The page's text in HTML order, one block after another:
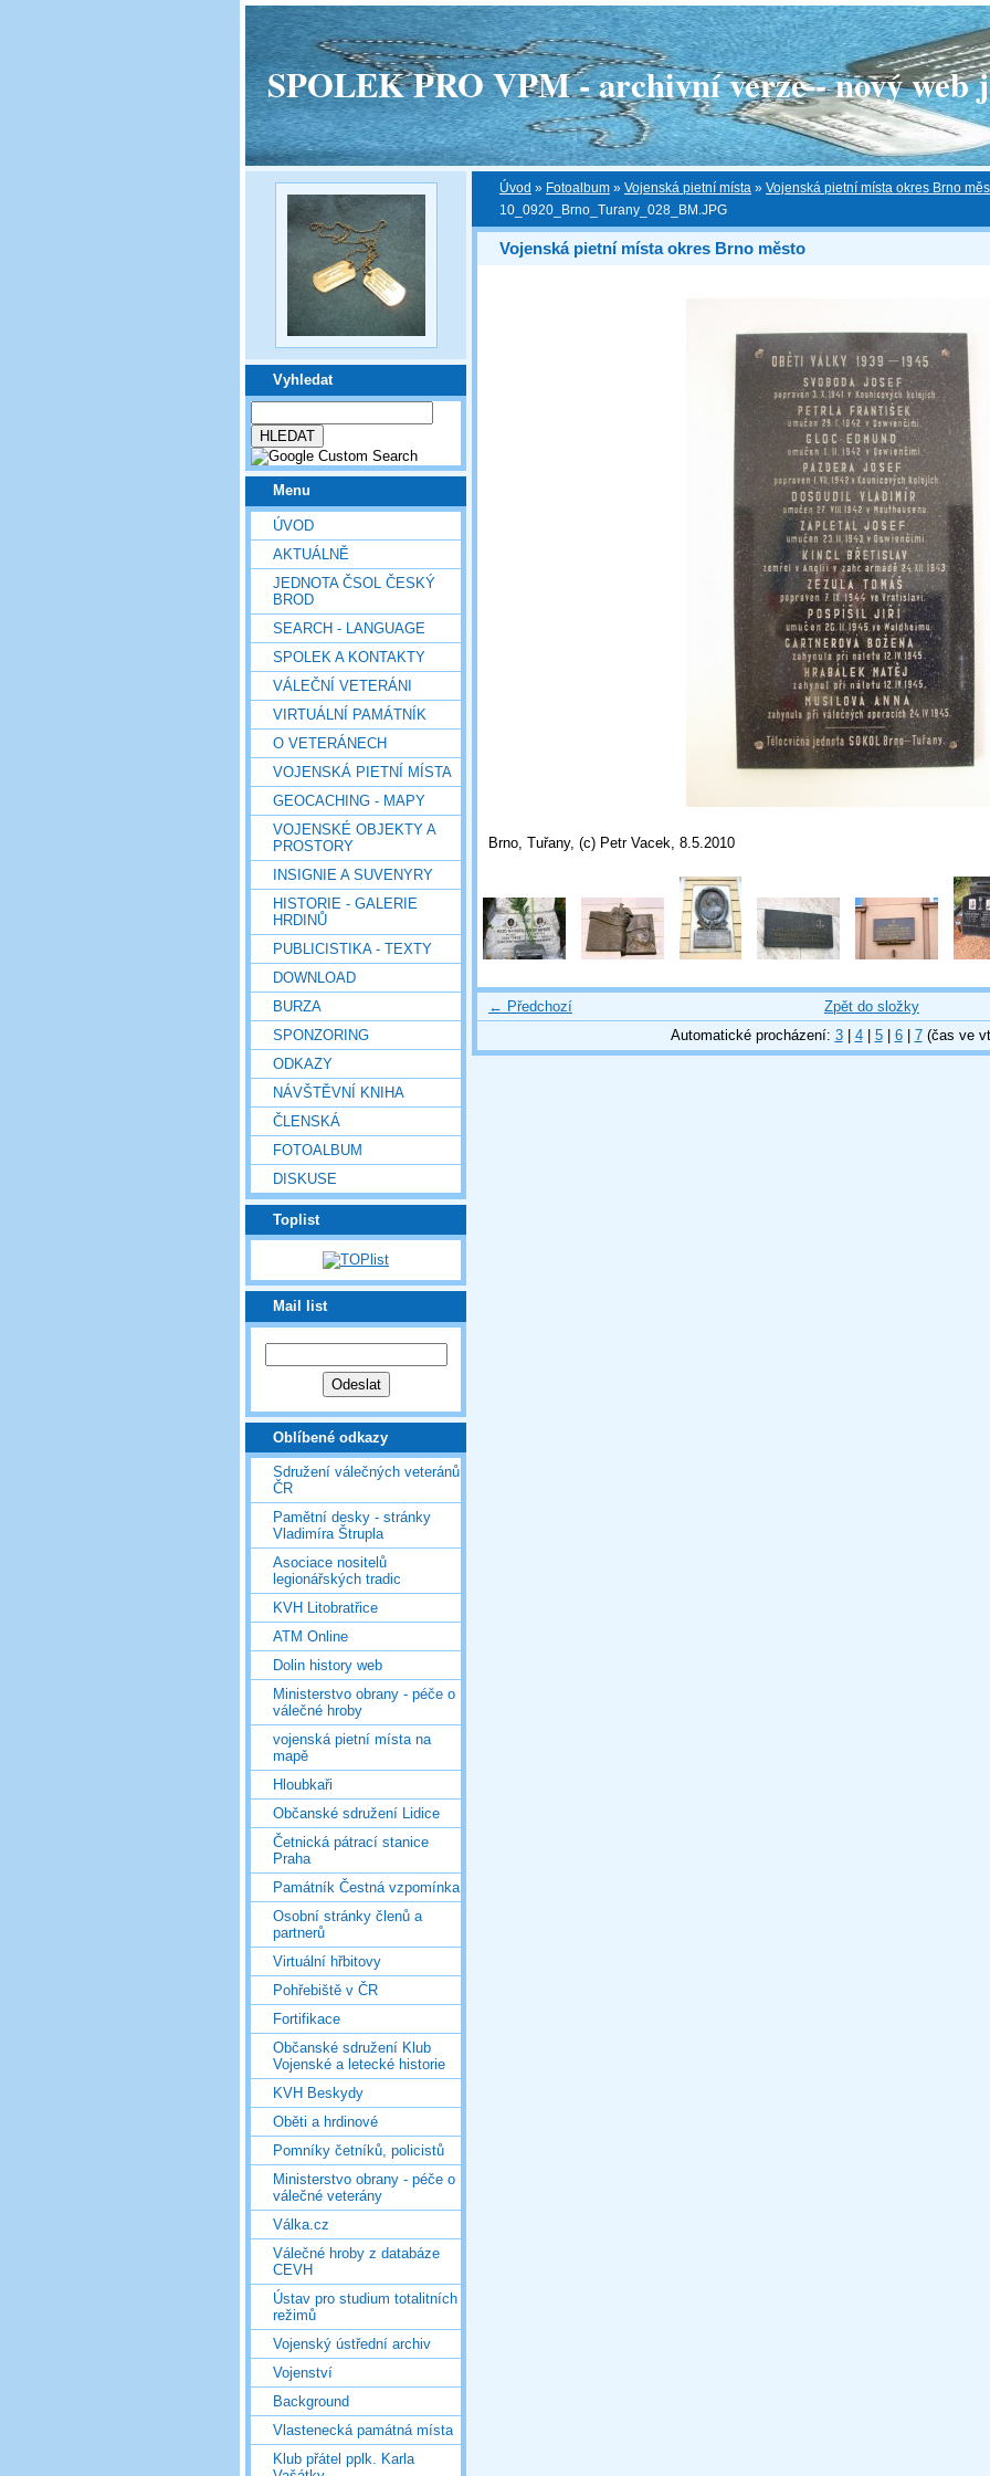
SPOLEK PRO VPM - archivní verze - nový web
Vyhledat
Menu
ÚVOD
AKTUÁLNĚ
JEDNOTA ČSOL ČESKÝ
BROD
SEARCH - LANGUAGE
SPOLEK A KONTAKTY
VÁLEČNÍ VETERÁNI
VIRTUÁLNÍ PAMÁTNÍK
O VETERÁNECH
VOJENSKÁ PIETNÍ MÍSTA
GEOCACHING - MAPY
VOJENSKÉ OBJEKTY A
PROSTORY
INSIGNIE A SUVENYRY
HISTORIE - GALERIE
HRDINŮ
PUBLICISTIKA - TEXTY
DOWNLOAD
BURZA
SPONZORING
ODKAZY
NÁVŠTĚVNÍ KNIHA
ČLENSKÁ
FOTOALBUM
DISKUSE
Toplist
Mail list
Oblíbené odkazy
Sdružení válečných veteránů
ČR
Pamětní desky - stránky
Vladimíra Štrupla
Asociace nositelů
legionářských tradic
KVH Litobratřice
ATM Online
Dolin history web
Ministerstvo obrany - péče o
válečné hroby
vojenská pietní místa na
mapě
Hloubkaři
Občanské sdružení Lidice
Četnická pátrací stanice
Praha
Památník Čestná vzpomínka
Osobní stránky členů a
partnerů
Virtuální hřbitovy
Pohřebiště v ČR
Fortifikace
Občanské sdružení Klub
Vojenské a letecké historie
KVH Beskydy
Oběti a hrdinové
Pomníky četníků, policistů
Ministerstvo obrany - péče o
válečné veterány
Válka.cz
Válečné hroby z databáze
CEVH
Ústav pro studium totalitních
režimů
Vojenský ústřední archiv
Vojenství
Background
Vlastenecká památná místa
Klub přátel pplk. Karla
Úvod » Fotoalbum » Vojenská pietní místa » Vojenská pietní místa okres Brno
10_0920_Brno_Turany_028_BM.JPG
Vojenská pietní místa okres Brno město
Brno, Tuřany, (c) Petr Vacek, 8.5.2010
← Předchozí
Zpět do složky
Automatické procházení: 3| 4| 5| 6| 7(čas ve